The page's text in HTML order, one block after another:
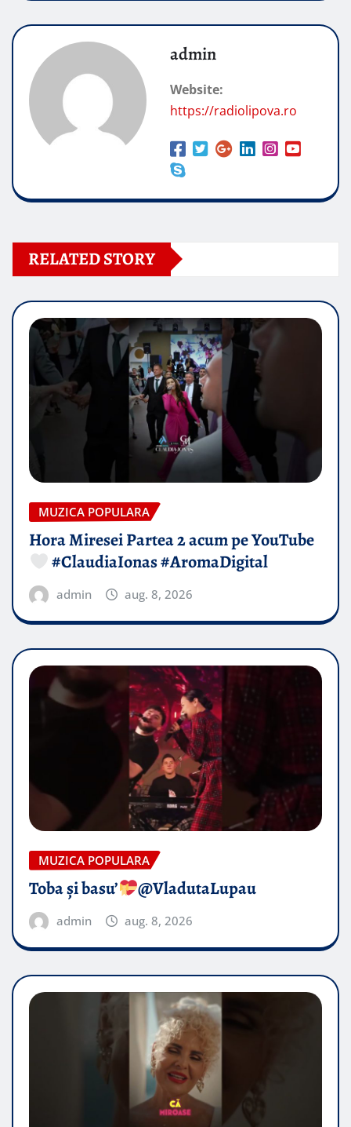
admin
Website:
https://radiolipova.ro
RELATED STORY
MUZICA POPULARA
Hora Miresei Partea 2 acum pe YouTube
#ClaudiaIonas #AromaDigital
admin aug. 8, 2026
MUZICA POPULARA
Toba și basu’ @VladutaLupau
admin aug. 8, 2026